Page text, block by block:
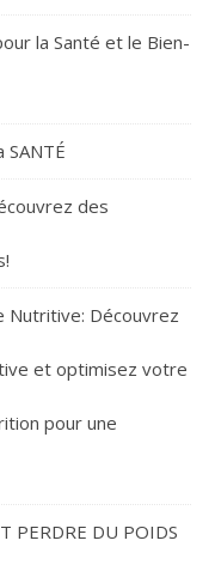
la Santé et le Bien-
SANTÉ
des
Nutritive: Découvrez
et optimisez votre
pour une
PERDRE DU POIDS